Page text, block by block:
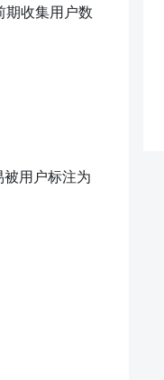
期收集用户数
用户标注为